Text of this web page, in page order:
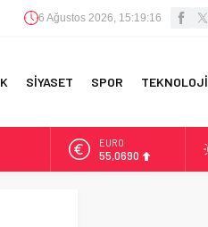
6 Ağustos 2026, 15:19:17
SİYASET SPOR TEKNOLOJİ
EURO
55,0690